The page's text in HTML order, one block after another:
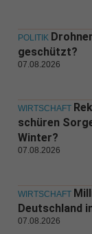
POLITIK
geschützt?
07.08.2026
WIRTSCHAFT
schüren
Winter?
07.08.2026
WIRTSCHAFT
Deutschland
07.08.2026